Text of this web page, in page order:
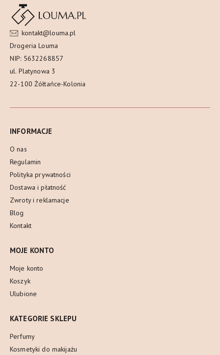
kontakt@louma.pl
Drogeria Louma
NIP: 5632268857
ul. Platynowa 3
22-100 Żółtańce-Kolonia
INFORMACJE
O nas
Regulamin
Polityka prywatności
Dostawa i płatność
Zwroty i reklamacje
Blog
Kontakt
MOJE KONTO
Moje konto
Koszyk
Ulubione
KATEGORIE SKLEPU
Perfumy
Kosmetyki do makijażu